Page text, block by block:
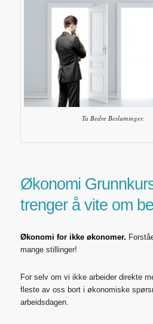
Ta Bedre Beslutninger.
Økonomi
trenger å vite om
Økonomi for ikke økonomer.
mange stillinger!
For selv om vi ikke arbeider direkte
fleste av oss bort i økonomiske
arbeidsdagen.